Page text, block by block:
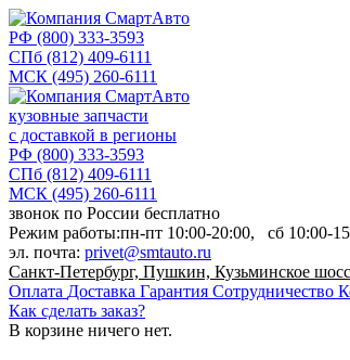
РФ (800) 333-3593
СПб (812) 409-6111
МСК (495) 260-6111
кузовные запчасти
с доставкой в регионы
РФ (800) 333-3593
СПб (812) 409-6111
МСК (495) 260-6111
звонок по России бесплатно
Режим работы:пн-пт 10:00-20:00, сб 10:00-
эл. почта: privet@smtauto.ru
Санкт-Петербург, Пушкин, Кузьминское
Оплата Доставка Гарантия Сотрудничество
Как сделать заказ?
В корзине ничего нет.